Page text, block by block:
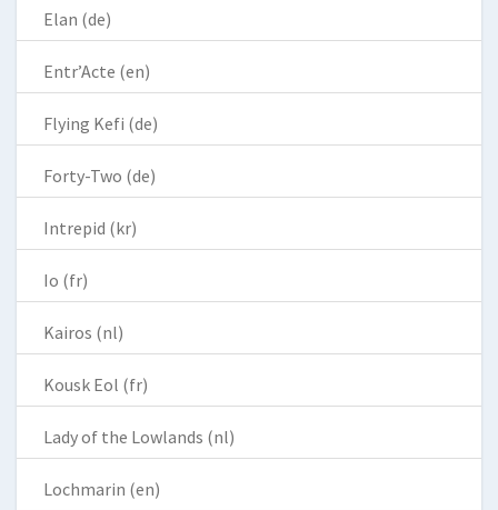
Elan (de)
Entr’Acte (en)
Flying Kefi (de)
Forty-Two (de)
Intrepid (kr)
Io (fr)
Kairos (nl)
Kousk Eol (fr)
Lady of the Lowlands (nl)
Lochmarin (en)